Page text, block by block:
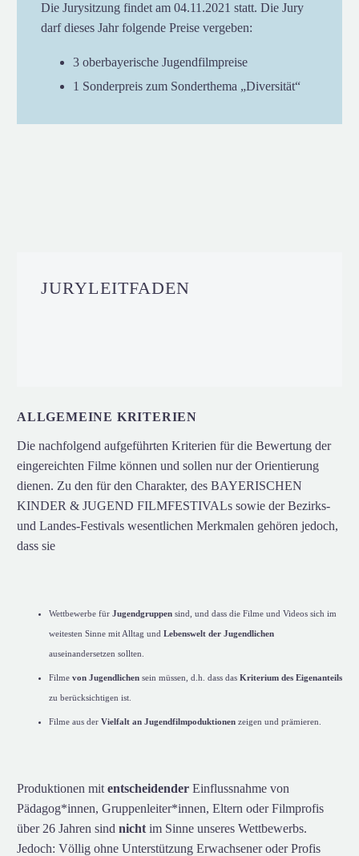
Die Jurysitzung findet am 04.11.2021 statt. Die Jury
darf dieses Jahr folgende Preise vergeben:
3 oberbayerische Jugendfilmpreise
1 Sonderpreis zum Sonderthema „Diversität“
JURYLEITFADEN
ALLGEMEINE KRITERIEN
Die nachfolgend aufgeführten Kriterien für die Bewertung der
eingereichten Filme können und sollen nur der Orientierung
dienen. Zu den für den Charakter, des BAYERISCHEN
KINDER & JUGEND FILMFESTIVALs sowie der Bezirks-
und Landes-Festivals wesentlichen Merkmalen gehören jedoch,
dass sie
Wettbewerbe für Jugendgruppen sind, und dass die Filme und Videos sich im
weitesten Sinne mit Alltag und Lebenswelt der Jugendlichen
auseinandersetzen sollten.
Filme von Jugendlichen sein müssen, d.h. dass das Kriterium des Eigenanteils
zu berücksichtigen ist.
Filme aus der Vielfalt an Jugendfilmpoduktionen zeigen und prämieren.
Produktionen mitentscheidender Einflussnahme von
Pädagog*innen, Gruppenleiter*innen, Eltern oder Filmprofis
über 26 Jahren sind nichtim Sinne unseres Wettbewerbs.
Jedoch: Völlig ohne Unterstützung Erwachsener oder Profis